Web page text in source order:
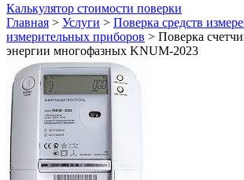
Калькулятор стоимости поверки
Главная > Услуги > Поверка средств
измерительных приборов > Поверка
энергии многофазных KNUM-2023